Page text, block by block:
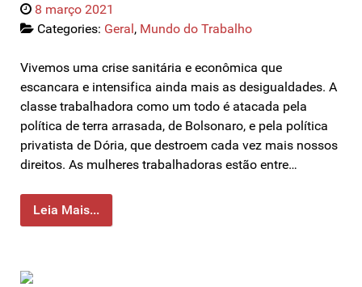
8 março 2021
Categories: Geral, Mundo do Trabalho
Vivemos uma crise sanitária e econômica que
escancara e intensifica ainda mais as desigualdades. A
classe trabalhadora como um todo é atacada pela
política de terra arrasada, de Bolsonaro, e pela política
privatista de Dória, que destroem cada vez mais nossos
direitos. As mulheres trabalhadoras estão entre…
Leia Mais...